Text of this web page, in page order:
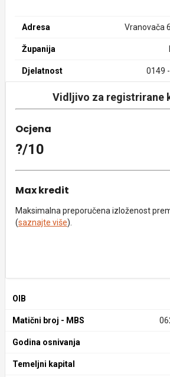
Adresa Vranovača
Županija
Djelatnost 0149
Vidljivo za registrirane
Ocjena
?/10
Max kredit
Maksimalna preporučena izloženost
(saznajte više).
OIB
Matični broj - MBS
Godina osnivanja
Temeljni kapital